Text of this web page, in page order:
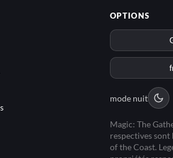
OPTIONS
mode nuit
Magic: The
respectives
of the Coast.